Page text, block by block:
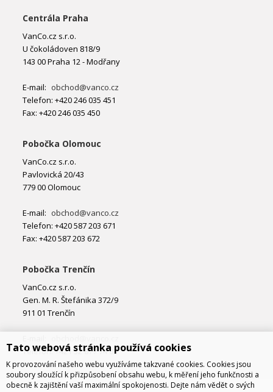
Centrála Praha
VanCo.cz s.r.o.
U čokoládoven 818/9
143 00 Praha 12 - Modřany
E-mail: obchod@vanco.cz
Telefon: +420 246 035 451
Fax: +420 246 035 450
Pobočka Olomouc
VanCo.cz s.r.o.
Pavlovická 20/43
779 00 Olomouc
E-mail: obchod@vanco.cz
Telefon: +420 587 203 671
Fax: +420 587 203 672
Pobočka Trenčín
VanCo.cz s.r.o.
Gen. M. R. Štefánika 372/9
911 01 Trenčín
Telefon: +421 32 877 74 02
Tato webová stránka používá cookies
K provozování našeho webu využíváme takzvané cookies. Cookies jsou
soubory sloužící k přizpůsobení obsahu webu, k měření jeho funkčnosti a
obecně k zajištění vaší maximální spokojenosti. Dejte nám vědět o svých